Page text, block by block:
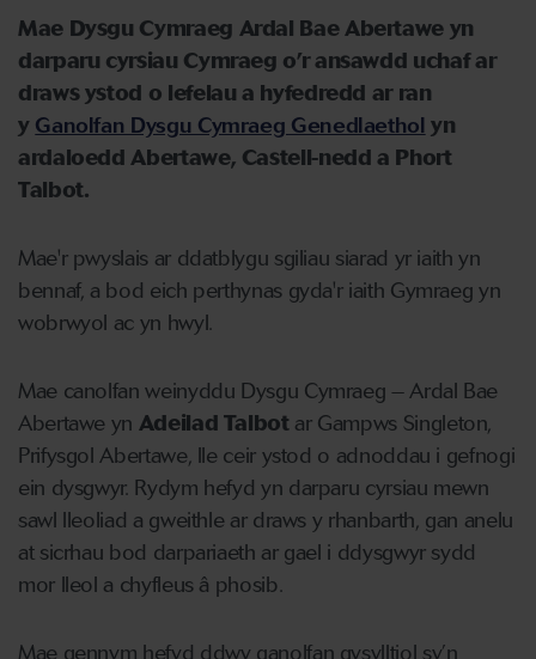
Mae Dysgu Cymraeg Ardal Bae Abertawe yn
darparu cyrsiau Cymraeg o’r ansawdd uchaf ar
draws ystod o lefelau a hyfedredd ar ran
y Ganolfan Dysgu Cymraeg Genedlaethol yn
ardaloedd Abertawe, Castell-nedd a Phort
Talbot.
Mae'r pwyslais ar ddatblygu sgiliau siarad yr iaith yn
bennaf, a bod eich perthynas gyda'r iaith Gymraeg yn
wobrwyol ac yn hwyl.
Mae canolfan weinyddu Dysgu Cymraeg – Ardal Bae
Abertawe yn Adeilad Talbotar Gampws Singleton,
Prifysgol Abertawe, lle ceir ystod o adnoddau i gefnogi
ein dysgwyr. Rydym hefyd yn darparu cyrsiau mewn
sawl lleoliad a gweithle ar draws y rhanbarth, gan anelu
at sicrhau bod darpariaeth ar gael i ddysgwyr sydd
mor lleol a chyfleus â phosib.
Mae gennym hefyd ddwy ganolfan gysylltiol sy’n